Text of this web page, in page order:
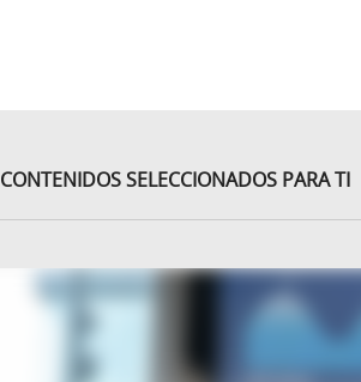
CONTENIDOS SELECCIONADOS PARA TI